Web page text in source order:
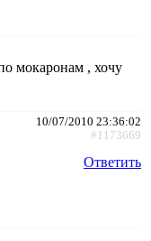
мокаронам , хочу
10/07/2010 23:36:02
#1173669
Ответить